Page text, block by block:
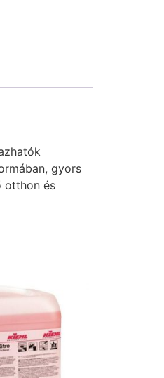
gyors
otthon és